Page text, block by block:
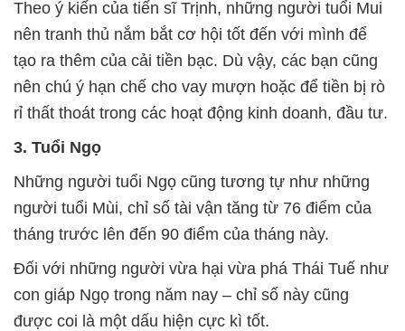
Theo ý kiến của tiến sĩ Trịnh, những người tuổi Mui
nên tranh thủ nắm bắt cơ hội tốt đến với mình để
tạo ra thêm của cải tiền bạc. Dù vậy, các bạn cũng
nên chú ý hạn chế cho vay mượn hoặc để tiền bị rò
rỉ thất thoát trong các hoạt động kinh doanh, đầu tư.
3. Tuổi Ngọ
Những người tuổi Ngọ cũng tương tự như những
người tuổi Mùi, chỉ số tài vận tăng từ 76 điểm của
tháng trước lên đến 90 điểm của tháng này.
Đối với những người vừa hại vừa phá Thái Tuế như
con giáp Ngọ trong năm nay – chỉ số này cũng
được coi là một dấu hiện cực kì tốt.